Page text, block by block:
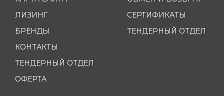
ЛИЗИНГ
БРЕНДЫ
КОНТАКТЫ
ТЕНДЕРНЫЙ ОТДЕЛ
ОФЕРТА
СЕРТИФИКАТЫ
ТЕНДЕРНЫЙ ОТДЕЛ